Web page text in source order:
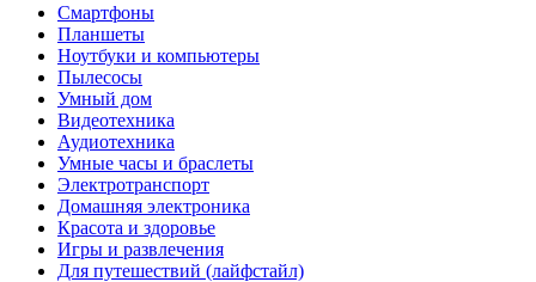
Смартфоны
Планшеты
Ноутбуки и компьютеры
Пылесосы
Умный дом
Видеотехника
Аудиотехника
Умные часы и браслеты
Электротранспорт
Домашняя электроника
Красота и здоровье
Игры и развлечения
Для путешествий (лайфстайл)